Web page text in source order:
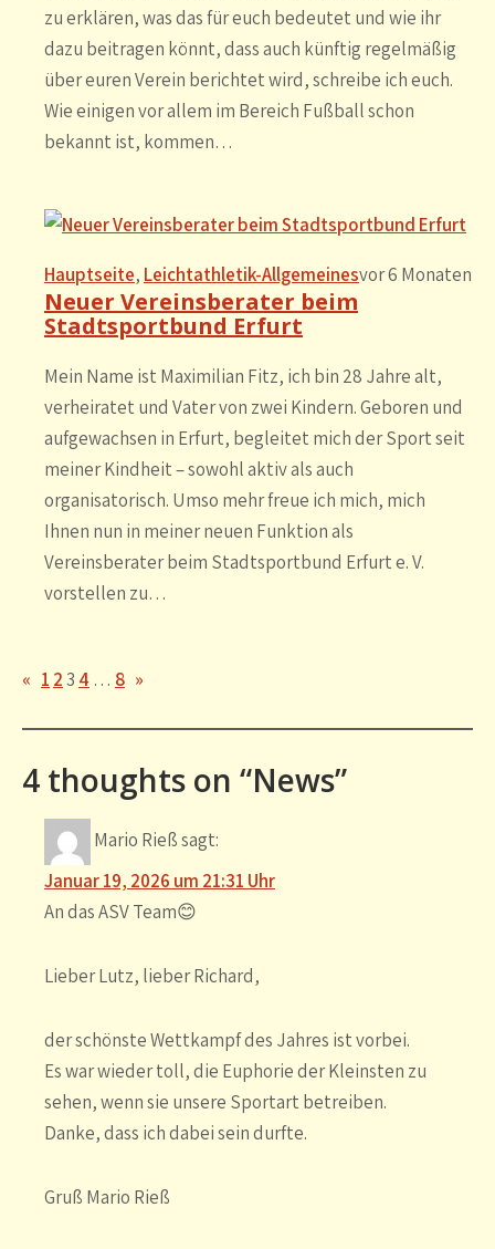
zu erklären, was das für euch bedeutet und wie ihr
dazu beitragen könnt, dass auch künftig regelmäßig
über euren Verein berichtet wird, schreibe ich euch.
Wie einigen vor allem im Bereich Fußball schon
bekannt ist, kommen…
Hauptseite, Leichtathletik-Allgemeinesvor 6 Monaten
Neuer Vereinsberater beim
Stadtsportbund Erfurt
Mein Name ist Maximilian Fitz, ich bin 28 Jahre alt,
verheiratet und Vater von zwei Kindern. Geboren und
aufgewachsen in Erfurt, begleitet mich der Sport seit
meiner Kindheit – sowohl aktiv als auch
organisatorisch. Umso mehr freue ich mich, mich
Ihnen nun in meiner neuen Funktion als
Vereinsberater beim Stadtsportbund Erfurt e. V.
vorstellen zu…
« 1 23 4 … 8 »
4 thoughts on “News”
Mario Rießsagt:
Januar 19, 2026 um 21:31 Uhr
An das ASV Team😊
Lieber Lutz, lieber Richard,
der schönste Wettkampf des Jahres ist vorbei.
Es war wieder toll, die Euphorie der Kleinsten zu
sehen, wenn sie unsere Sportart betreiben.
Danke, dass ich dabei sein durfte.
Gruß Mario Rieß